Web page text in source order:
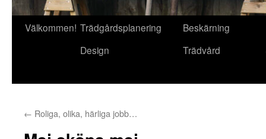
GåVälkommen! Trädgårdsplanering
Design
Beskärning
Trädvård
← Roliga, olika, härliga jobb…